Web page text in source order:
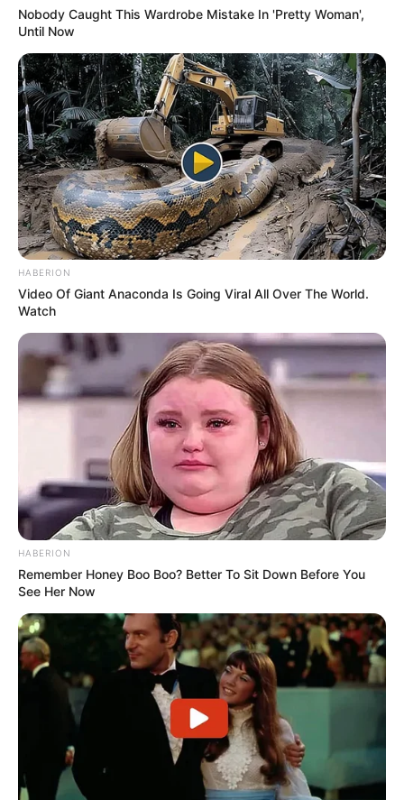
Paris-Courses
9 – 11 – 3 – 16 – 12 – 14 – 7 – 15
Paris-Turf
3 – 11 – 14 – 9 – 12 – 7 – 16 – 1
Paris-Turf-TIP
3 – 1 – 11 – 14 – 9 – 16 – 15 – 12
Paris-turf.com
11 – 1 – 14 – 9 – 7 – 4 – 2 – 3
Prono-Or
11 – 3 – 14 – 16 – 8 – 15 – 1 – 2
Scoopdyga
9 – 3 – 16 – 11 – 1 – 7 – 14 – 4
Spécial-Dernière
11 – 3 – 14 – 9 – 7 – 8 – 16 – 12
Tiercé-Magazine
14 – 3 – 12 – 11 – 15 – 16 – 7 – 9
9 – 3 – 11 – 14 – 12 – 8 – 15 – 16
Tropiques-FM
Nobody Caught This Wardrobe Mistake In 'Pretty Woman',
Until Now
HABERION
Video Of Giant Anaconda Is Going Viral All Over The World.
Watch
HABERION
Remember Honey Boo Boo? Better To Sit Down Before You
See Her Now